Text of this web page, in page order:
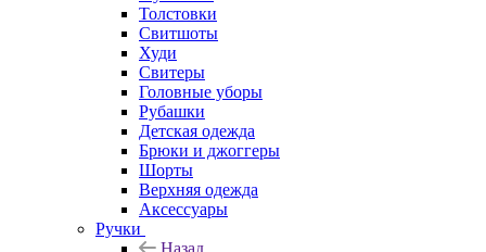
Толстовки
Свитшоты
Худи
Свитеры
Головные уборы
Рубашки
Детская одежда
Брюки и джоггеры
Шорты
Верхняя одежда
Аксессуары
Ручки
Назад